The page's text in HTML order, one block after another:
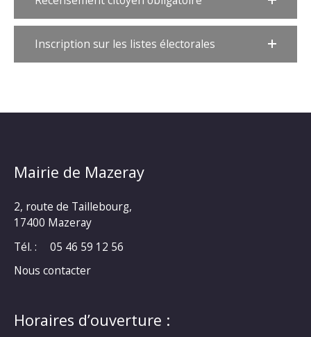
Inscription sur les listes électorales
Mairie de Mazeray
2, route de Taillebourg,
17400 Mazeray
Tél. :
05 46 59 12 56
Nous contacter
Horaires d’ouverture :